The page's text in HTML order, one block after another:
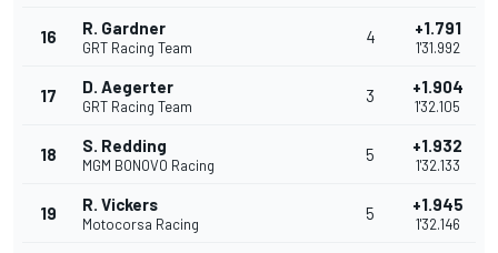
16 R. Gardner
GRT Racing Team
4 +1.791
1'31.992
17 D. Aegerter
GRT Racing Team
3 +1.904
1'32.105
18 S. Redding
MGM BONOVO Racing
5 +1.932
1'32.133
19 R. Vickers
Motocorsa Racing
5 +1.945
1'32.146